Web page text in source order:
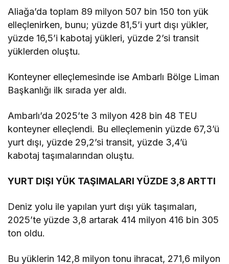
Aliağa’da toplam 89 milyon 507 bin 150 ton yük
elleçlenirken, bunu; yüzde 81,5’i yurt dışı yükler,
yüzde 16,5’i kabotaj yükleri, yüzde 2’si transit
yüklerden oluştu.
Konteyner elleçlemesinde ise Ambarlı Bölge Liman
Başkanlığı ilk sırada yer aldı.
Ambarlı’da 2025’te 3 milyon 428 bin 48 TEU
konteyner elleçlendi. Bu elleçlemenin yüzde 67,3’ü
yurt dışı, yüzde 29,2’si transit, yüzde 3,4’ü
kabotaj taşımalarından oluştu.
YURT DIŞI YÜK TAŞIMALARI YÜZDE 3,8 ARTTI
Deniz yolu ile yapılan yurt dışı yük taşımaları,
2025’te yüzde 3,8 artarak 414 milyon 416 bin 305
ton oldu.
Bu yüklerin 142,8 milyon tonu ihracat, 271,6 milyon